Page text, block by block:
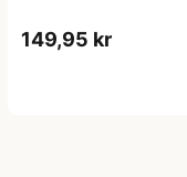
149,95 kr